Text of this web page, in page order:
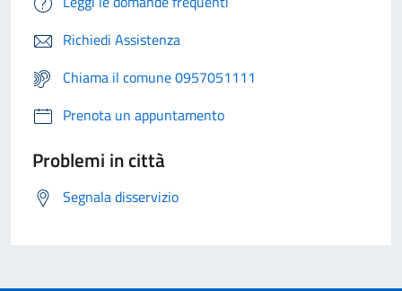
Richiedi Assistenza
Chiama il comune 0957051111
Prenota un appuntamento
Problemi in città
Segnala disservizio